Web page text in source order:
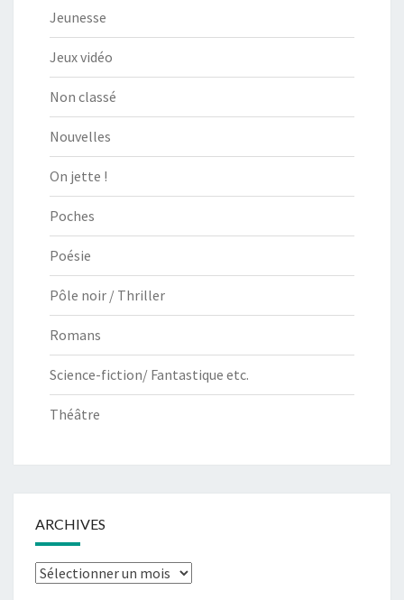
Jeunesse
Jeux vidéo
Non classé
Nouvelles
On jette !
Poches
Poésie
Pôle noir / Thriller
Romans
Science-fiction/ Fantastique etc.
Théâtre
ARCHIVES
Archives